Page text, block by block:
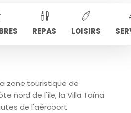
REPAS LOISIRS
zone touristique de
nord de l'île, la Villa Taïna
de l'aéroport